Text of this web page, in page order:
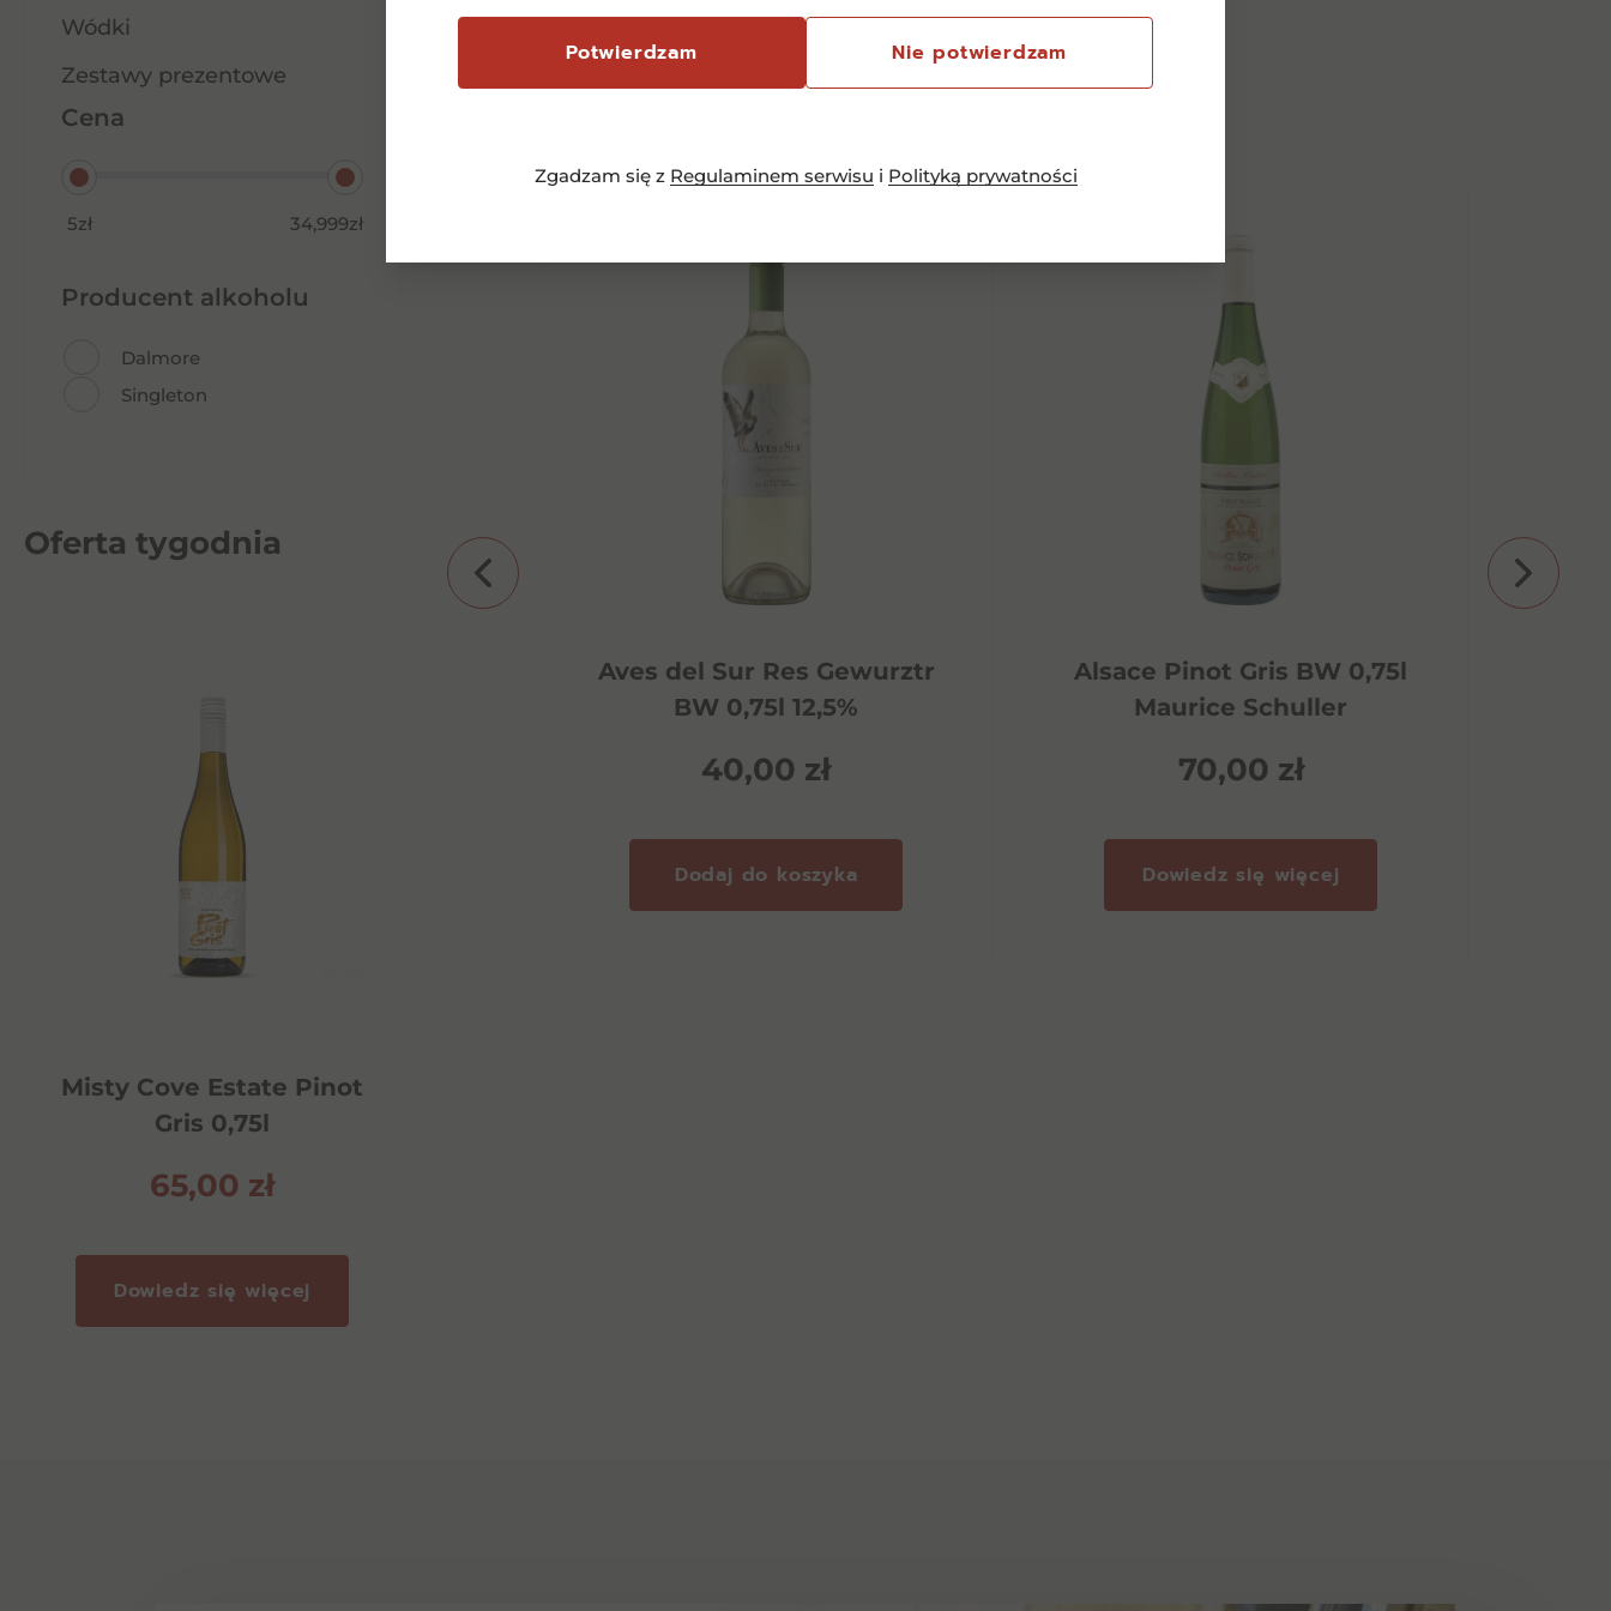
Potwierdzam Nie potwierdzam
Zgadzam się z Regulaminem serwisu i Polityką prywatności
Wódki
Zestawy prezentowe
Cena
5zł 34,999zł
Producent alkoholu
Dalmore
Singleton
Oferta tygodnia
Misty Cove Estate Pinot
Gris 0,75l
65,00 zł
Dowiedz się więcej
Podobneprodukty
Dowiedz się więcej
Aves del Sur Res Gewurztr
BW 0,75l 12,5%
40,00 zł
Dodaj do koszyka
Alsace Pinot Gris BW 0,75l
Maurice Schuller
70,00 zł
Dowiedz się więcej